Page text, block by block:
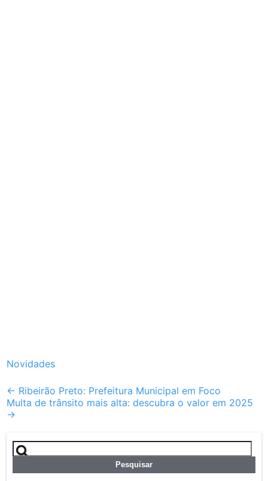
Novidades
Post
navigation
← Ribeirão Preto: Prefeitura Municipal em Foco
Multa de trânsito mais alta: descubra o valor em 2025
→
Pesquisar
por: